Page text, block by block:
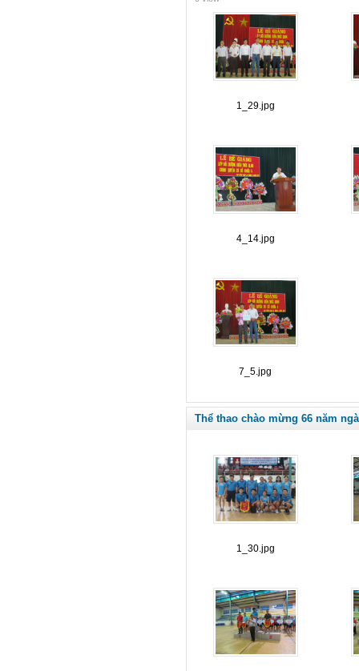
1_29.jpg
4_14.jpg
7_5.jpg
Thể thao chào mừng 66 năm
1_30.jpg